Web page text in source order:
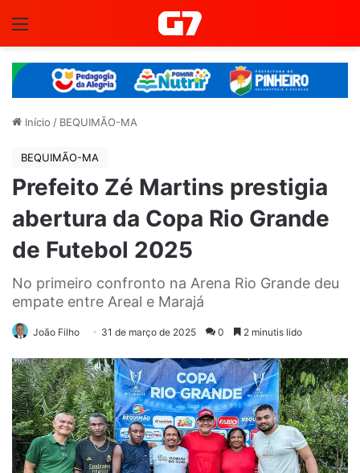
Início / BEQUIMÃO-MA
BEQUIMÃO-MA
Prefeito Zé Martins prestigia
abertura da Copa Rio Grande
de Futebol 2025
No primeiro confronto na Arena Rio Grande deu
empate entre Areal e Marajá
João Filho 31 de março de 2025 0 2 minutis lido